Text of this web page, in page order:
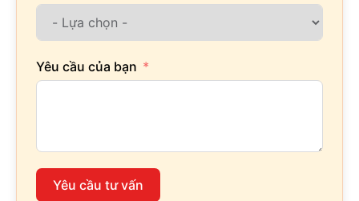
Yêu cầu của bạn
Yêu cầu tư vấn